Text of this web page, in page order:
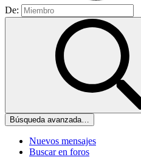
De:
Búsqueda avanzada…
Nuevos mensajes
Buscar en foros